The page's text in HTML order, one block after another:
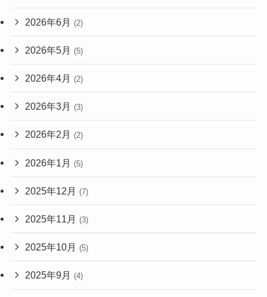
2026年6月 (2)
2026年5月 (5)
2026年4月 (2)
2026年3月 (3)
2026年2月 (2)
2026年1月 (5)
2025年12月 (7)
2025年11月 (3)
2025年10月 (5)
2025年9月 (4)